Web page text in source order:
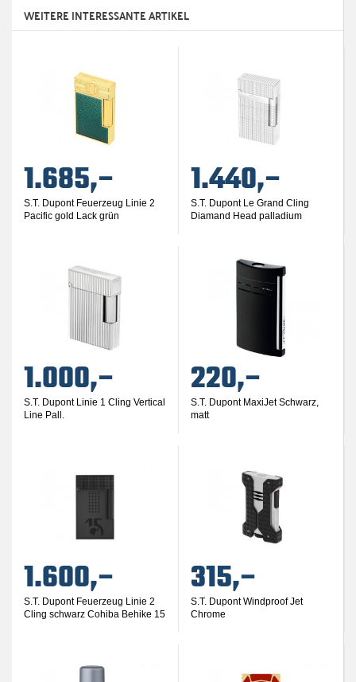
WEITERE INTERESSANTE ARTIKEL
1.685,–
S.T. Dupont Feuerzeug Linie 2
Pacific gold Lack grün
1.440,–
S.T. Dupont Le Grand Cling
Diamand Head palladium
1.000,–
S.T. Dupont Linie 1 Cling Vertical
Line Pall.
220,–
S.T. Dupont MaxiJet Schwarz,
matt
1.600,–
S.T. Dupont Feuerzeug Linie 2
Cling schwarz Cohiba Behike 15
315,–
S.T. Dupont Windproof Jet
Chrome